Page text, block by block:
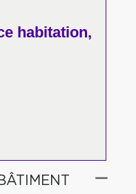
habitation,